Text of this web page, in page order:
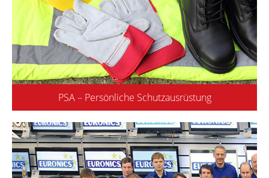
PSA – Persönliche Schutzausrüstung